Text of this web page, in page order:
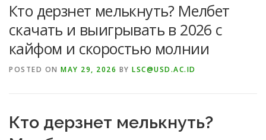
VENUES LINKS
PUBLICATION CHANNELS ARCHIVE GALLERY
Кто дерзнет мелькнуть? Мелбет
скачать и выигрывать в 2026 с
кайфом и скоростью молнии
POSTED ON MAY 29, 2026 BY LSC@USD.AC.ID
Кто дерзнет мелькнуть?